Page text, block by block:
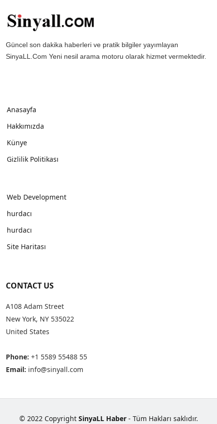
Güncel son dakika haberleri ve pratik bilgiler yayımlayan
SinyaLL.Com Yeni nesil arama motoru olarak hizmet vermektedir.
Anasayfa
Hakkımızda
Künye
Gizlilik Politikası
Web Development
hurdacı
hurdacı
Site Haritası
CONTACT US
A108 Adam Street
New York, NY 535022
United States
Phone: +1 5589 55488 55
Email: info@sinyall.com
© 2022 Copyright SinyaLL Haber- Tüm Hakları saklıdır.